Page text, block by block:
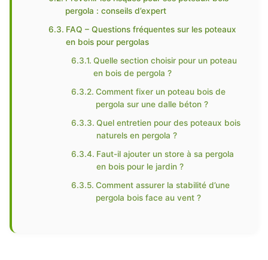
pergola : conseils d’expert
FAQ – Questions fréquentes sur les poteaux
en bois pour pergolas
Quelle section choisir pour un poteau
en bois de pergola ?
Comment fixer un poteau bois de
pergola sur une dalle béton ?
Quel entretien pour des poteaux bois
naturels en pergola ?
Faut-il ajouter un store à sa pergola
en bois pour le jardin ?
Comment assurer la stabilité d’une
pergola bois face au vent ?